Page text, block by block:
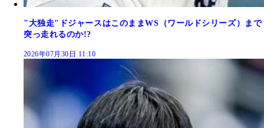
"大独走"ドジャースはこのままWS（ワールドシリーズ）まで
突っ走れるのか!?
2026年07月30日 11:10